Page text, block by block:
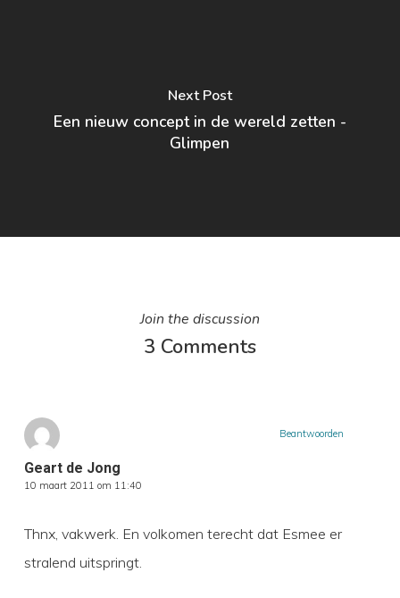
Next Post
Een nieuw concept in de wereld zetten -
Glimpen
Join the discussion
3 Comments
Geart de Jong
10 maart 2011 om 11:40
Thnx, vakwerk. En volkomen terecht dat Esmee er
stralend uitspringt.
Beantwoorden